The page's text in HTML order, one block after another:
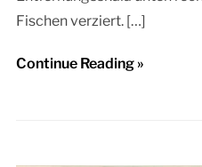
Fischen verziert. […]
Continue Reading »